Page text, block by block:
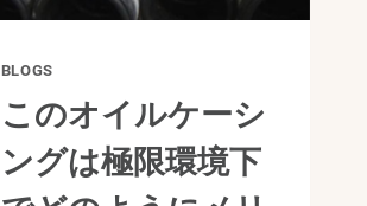
BLOGS
このオイルケーシ
ングは極限環境下